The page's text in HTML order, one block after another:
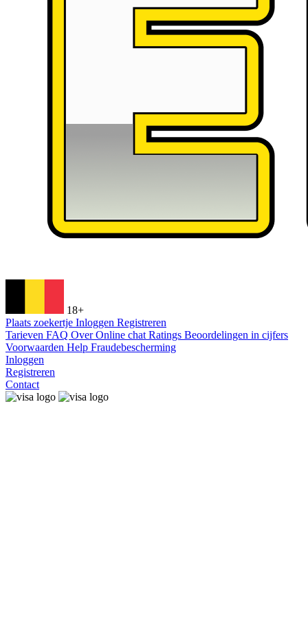
18+
Plaats zoekertje Inloggen Registreren
Tarieven FAQ OverOnline chat Ratings Beoordelingen in cijfers
Voorwaarden Help Fraudebescherming
Inloggen
Registreren
Contact